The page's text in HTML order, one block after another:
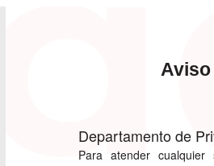
Departamento de
Para atender